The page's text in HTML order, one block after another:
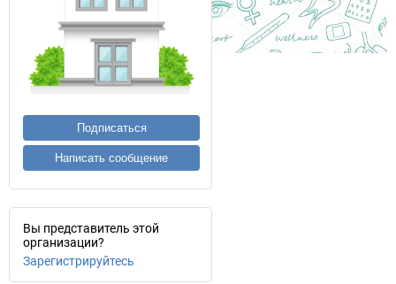
Подписаться
Написать сообщение
Вы представитель этой
организации?
Зарегистрируйтесь